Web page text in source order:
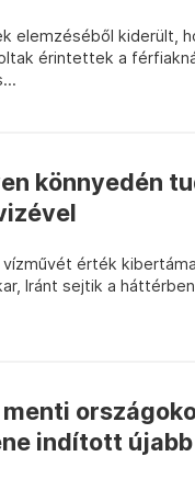
elemzéséből kiderült,
érintettek a
könnyedén
érték
Iránt sejtik a
menti
indított